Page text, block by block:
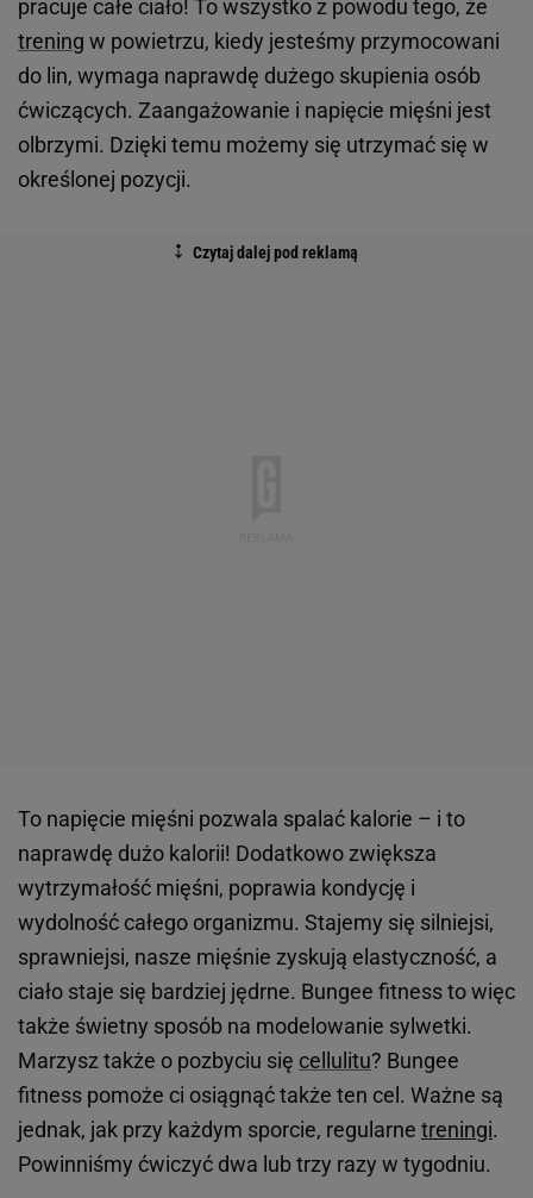
pracuje całe ciało! To wszystko z powodu tego, że
trening w powietrzu, kiedy jesteśmy przymocowani
do lin, wymaga naprawdę dużego skupienia osób
ćwiczących. Zaangażowanie i napięcie mięśni jest
olbrzymi. Dzięki temu możemy się utrzymać się w
określonej pozycji.
To napięcie mięśni pozwala spalać kalorie – i to
naprawdę dużo kalorii! Dodatkowo zwiększa
wytrzymałość mięśni, poprawia kondycję i
wydolność całego organizmu. Stajemy się silniejsi,
sprawniejsi, nasze mięśnie zyskują elastyczność, a
ciało staje się bardziej jędrne. Bungee fitness to więc
także świetny sposób na modelowanie sylwetki.
Marzysz także o pozbyciu się cellulitu? Bungee
fitness pomoże ci osiągnąć także ten cel. Ważne są
jednak, jak przy każdym sporcie, regularne treningi.
Powinniśmy ćwiczyć dwa lub trzy razy w tygodniu.